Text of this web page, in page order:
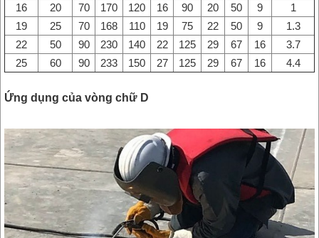
16
20 70 170 120 16 90 20 50 9
1
19
25 70 168 110 19 75 22 50 9
1.3
22
50 90 230 140 22 125 29 67 16
3.7
25
60 90 233 150 27 125 29 67 16 4.4
Ứng dụng của vòng chữ D